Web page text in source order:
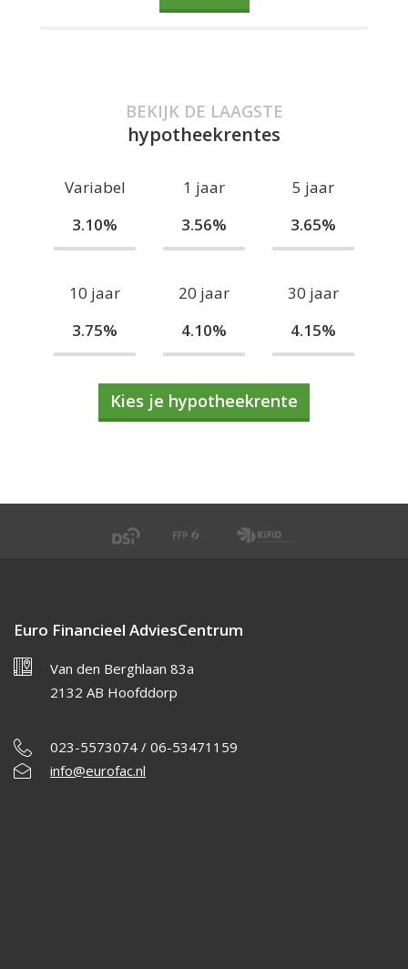
BEKIJK DE LAAGSTE
hypotheekrentes
Variabel
3.10%
1 jaar
3.56%
5 jaar
3.65%
10 jaar
3.75%
20 jaar
4.10%
30 jaar
4.15%
Kies je hypotheekrente
Euro Financieel AdviesCentrum
Van den Berghlaan 83a
2132 AB Hoofddorp
023-5573074 / 06-53471159
info@eurofac.nl